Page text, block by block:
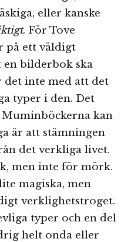
eller kanske
. För Tove
på ett väldigt
en bilderbok ska
det inte med att det
typer i den. Det
kan
är att stämningen
det verkliga livet.
men inte för mörk.
magiska, men
verklighetstroget.
typer och en del
helt onda eller